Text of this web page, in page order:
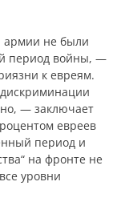
армии не были
период войны, —
к евреям.
— заключает
евреев
период и
на фронте не
уровни